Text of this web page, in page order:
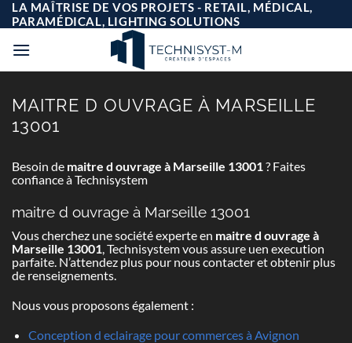
Passer
au
contenu
LA MAÎTRISE DE VOS PROJETS - RETAIL, MÉDICAL,
PARAMÉDICAL, LIGHTING SOLUTIONS
MAITRE D OUVRAGE À MARSEILLE
13001
Besoin de maitre d ouvrage à Marseille 13001? Faites
confiance à Technisystem
maitre d ouvrage à Marseille 13001
Vous cherchez une société experte en maitre d ouvrage à
Marseille 13001, Technisystem vous assure uen execution
parfaite. N’attendez plus pour nous contacter et obtenir plus
de renseignements.
Nous vous proposons également :
Conception d eclairage pour commerces à Avignon